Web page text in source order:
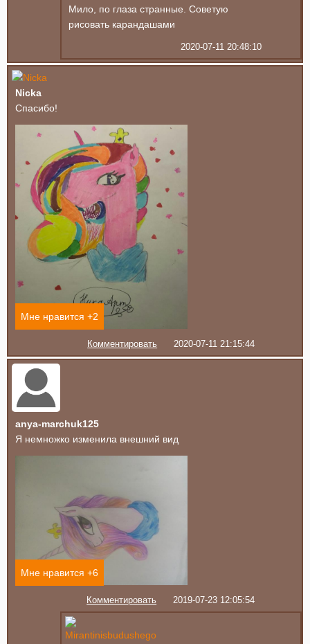
Мило, по глаза странные. Советую
рисовать карандашами
2020-07-11 20:48:10
Nicka
Спасибо!
Мне нравится +2
Комментировать 2020-07-11 21:15:44
anya-marchuk125
Я немножко изменила внешний вид
Мне нравится +6
Комментировать 2019-07-23 12:05:54